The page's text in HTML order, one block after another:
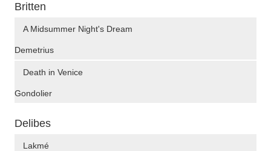
Britten
A Midsummer Night's Dream
Demetrius
Death in Venice
Gondolier
Delibes
Lakmé